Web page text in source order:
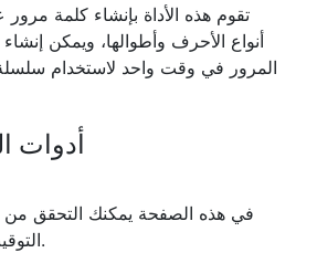
تقوم هذه الأداة بإنشاء كلمة
أنواع الأحرف وأطوالها، ويمكن
المرور في وقت واحد لاستخدام
أدوات
في هذه الصفحة يمكنك التحقق من
التوقيت لأي منطقة زمنية.